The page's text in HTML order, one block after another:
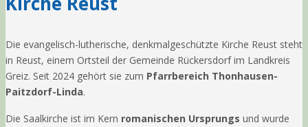
Die evangelisch-lutherische, denkmalgeschützte Kirche Reust steht
in Reust, einem Ortsteil der Gemeinde Rückersdorf im Landkreis
Greiz. Seit 2024 gehört sie zum Pfarrbereich Thonhausen-
Paitzdorf-Linda.
Die Saalkirche ist im Kern romanischen Ursprungs und wurde